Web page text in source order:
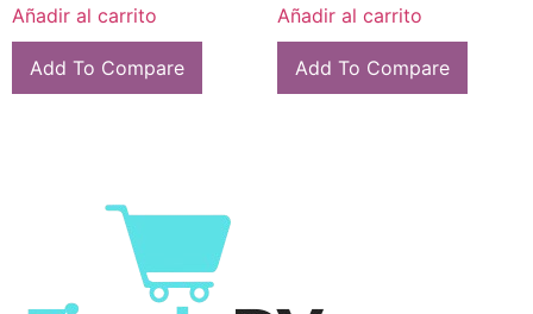
Añadir al carrito
Add To Compare
Añadir al carrito
Add To Compare